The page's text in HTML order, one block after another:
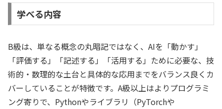
学べる内容
B級は、単なる概念の丸暗記ではなく、AIを「動かす」
「評価する」「記述する」「活用する」ために必要な、技
術的・数理的な土台と具体的な応用までをバランス良くカ
バーしていることが特徴です。A級以上はよりプログラミ
ング寄りで、Pythonやライブラリ（PyTorchや